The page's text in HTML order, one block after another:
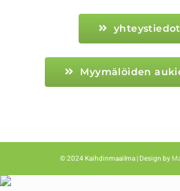
yhteystiedot
Myymälöiden
© 2024 Kaihdinmaailma | Design by